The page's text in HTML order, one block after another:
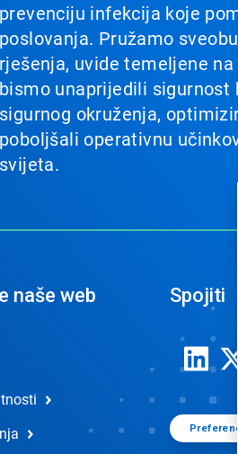
prevenciju infekcija koje
poslovanja. Pružamo
rješenja, uvide temeljene
bismo unaprijedili sigurnost
sigurnog okruženja,
poboljšali operativnu
svijeta.
naše web
Spojiti